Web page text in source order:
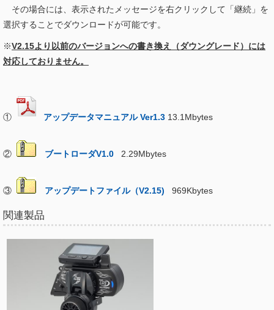
その場合には、表示されたメッセージを右クリックして「継続」を
選択することでダウンロードが可能です。
※V2.15より以前のバージョンへの書き換え（ダウングレード）には
対応しておりません。
① アップデータマニュアル Ver1.3 13.1Mbytes
② ブートローダV1.0 2.29Mbytes
③ アップデートファイル（V2.15) 969Kbytes
関連製品